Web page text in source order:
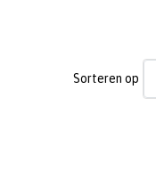
Sorteren op